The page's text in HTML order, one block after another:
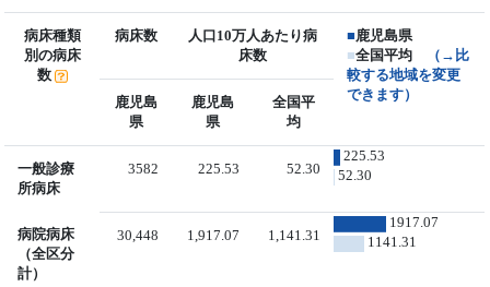
病床種類
別の病床
数
病床数
人口10万人あたり病
床数
■鹿児島県
■全国平均
（→比
較する地域を変更
できます）
鹿児島
県
鹿児島
県
全国平
均
一般診療
所病床
3582 225.53 52.30
225.53
52.30
病院病床
（全区分
計）
30,448 1,917.07 1,141.31
1917.07
1141.31